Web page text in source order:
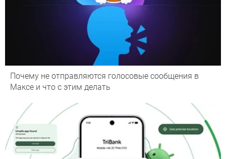
Почему не отправляются голосовые сообщения в
Максе и что с этим делать